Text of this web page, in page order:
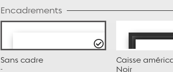
Encadrements
Sans cadre
-
Caisse
Noir